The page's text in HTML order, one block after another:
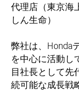
代理店（東京海
しん生命）
弊社は、Honda
を中心に活動し
目社長として先
続可能な成長戦